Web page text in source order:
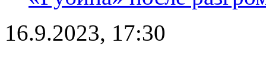
16.9.2023, 17:30